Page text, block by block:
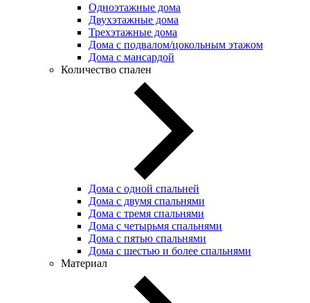
Одноэтажные дома
Двухэтажные дома
Трехэтажные дома
Дома с подвалом/цокольным этажом
Дома с мансардой
Количество спален
Дома с одной спальней
Дома с двумя спальнями
Дома с тремя спальнями
Дома с четырьмя спальнями
Дома с пятью спальнями
Дома с шестью и более спальнями
Материал